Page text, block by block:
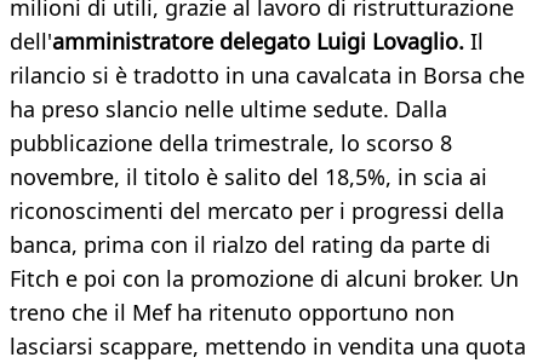
milioni di utili, grazie al lavoro di ristrutturazione
dell'amministratore delegato Luigi Lovaglio. Il
rilancio si è tradotto in una cavalcata in Borsa che
ha preso slancio nelle ultime sedute. Dalla
pubblicazione della trimestrale, lo scorso 8
novembre, il titolo è salito del 18,5%, in scia ai
riconoscimenti del mercato per i progressi della
banca, prima con il rialzo del rating da parte di
Fitch e poi con la promozione di alcuni broker. Un
treno che il Mef ha ritenuto opportuno non
lasciarsi scappare, mettendo in vendita una quota